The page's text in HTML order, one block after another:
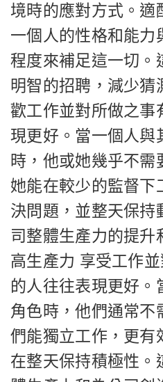
境時的應對方式。適
一個人的性格和能力
程度來補足這一切。
明智的招聘，減少猜
歡工作並對所做之事
現更好。當一個人與
時，他或她幾乎不需
她能在較少的監督下
決問題，並整天保持
司整體生產力的提升
高生產力 享受工作
的人往往表現更好。
角色時，他們通常不
們能獨立工作，更有
在整天保持積極性。